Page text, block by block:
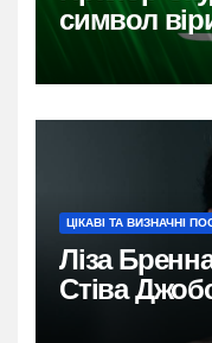
символ
ЦІКАВІ ТА ВИЗНАЧНІ
Ліза
Стіва
власний